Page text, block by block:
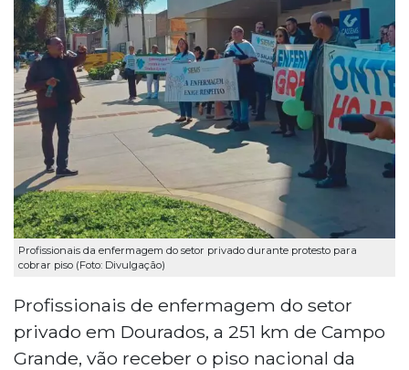
Profissionais da enfermagem do setor privado durante protesto para
cobrar piso (Foto: Divulgação)
Profissionais de enfermagem do setor
privado em Dourados, a 251 km de Campo
Grande, vão receber o piso nacional da